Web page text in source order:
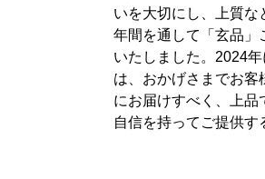
いを大切にし、上質な
年間を通して「玄品」
いたしました。2024
は、おかげさまでお客
にお届けすべく、上
自信を持ってご提供す